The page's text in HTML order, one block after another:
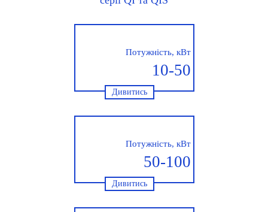
Потужність, кВт
10-50
Дивитись
Потужність, кВт
50-100
Дивитись